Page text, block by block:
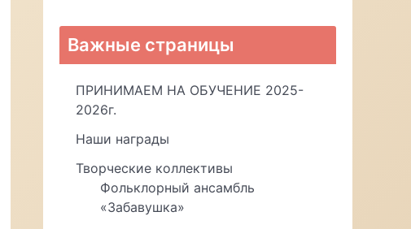
Важные страницы
ПРИНИМАЕМ НА ОБУЧЕНИЕ 2025-
2026г.
Наши награды
Творческие коллективы
Фольклорный ансамбль
«Забавушка»